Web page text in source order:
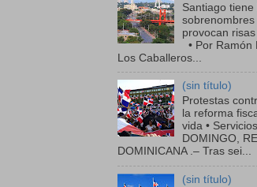
Santiago
sobrenombres
provocan
• Por Ramón
Los Caballeros...
(sin título)
Protestas
la reforma
vida •
DOMINGO,
DOMINICANA .– Tras sei...
(sin título)